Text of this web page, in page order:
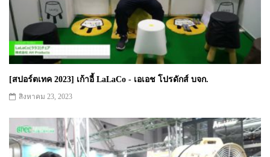
[สปอร์ตเทค 2023] เก้าอี้ LaLaCo - เอเอช โปรดักส์ บจก.
สิงหาคม 23, 2023